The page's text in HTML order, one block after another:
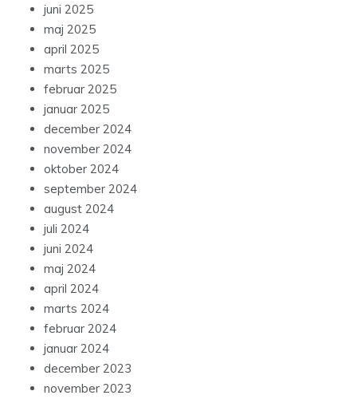
juni 2025
maj 2025
april 2025
marts 2025
februar 2025
januar 2025
december 2024
november 2024
oktober 2024
september 2024
august 2024
juli 2024
juni 2024
maj 2024
april 2024
marts 2024
februar 2024
januar 2024
december 2023
november 2023